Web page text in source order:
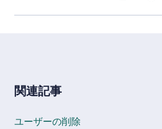
関連記事
ユーザーの削除